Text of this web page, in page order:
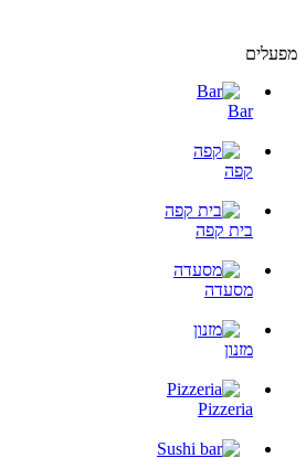
מפעלים
Bar
קפה
בית קפה
מסעדה
מזנון
Pizzeria